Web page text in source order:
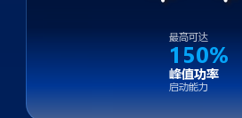
最高可达
150%
峰值功率
启动能力